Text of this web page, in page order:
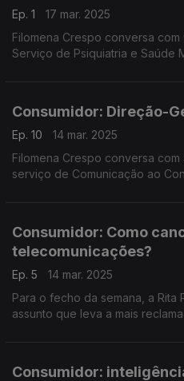
Ep. 1
17 mar. 2025
Filomena Crespo conversa
Serviço de Psiquiatria e Saúde
Consumidor: Direção-
Ep. 10
14 mar. 2025
Filomena Crespo conversa
serviço de Comunicação ao
Consumidor: Como
telecomunicações?
Ep. 5
14 mar. 2025
Para o fecho da semana, a
assunto que leva a mais
Consumidor: